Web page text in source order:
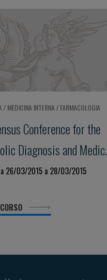
/ MEDICINA INTERNA / FARMACOLOGIA
Conference for the
Diagnosis and
of Calcium
26/03/2015 a 28/03/2015